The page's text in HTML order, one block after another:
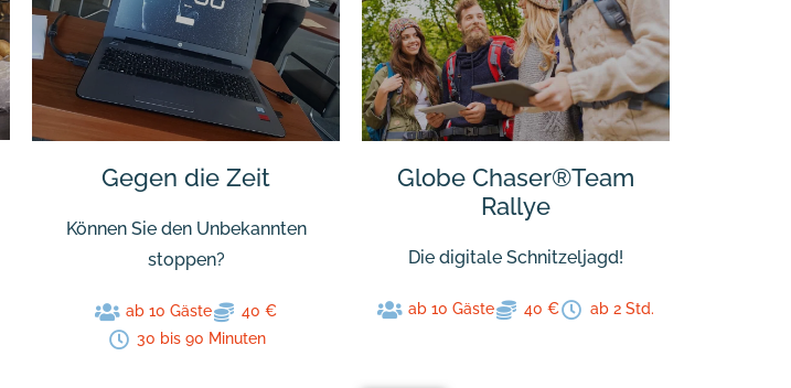
Gegen die Zeit
Können Sie den Unbekannten
stoppen?
ab 10 Gäste
40 €
30 bis 90 Minuten
Globe Chaser®Team
Rallye
Die digitale Schnitzeljagd!
ab 10 Gäste 40 € ab 2 Std.